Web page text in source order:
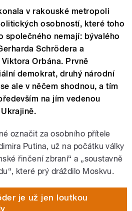
v rakouské metropoli
osobností, které toho
společného nemají: bývalého
Schrödera a
Orbána. Prvně
demokrat, druhý národní
ale v něčem shodnou, a tím
na jím vedenou
označit za osobního přítele
Putina, už na počátku války
řinčení zbraní“ a „soustavně
které prý dráždilo Moskvu.
je už jen loutkou